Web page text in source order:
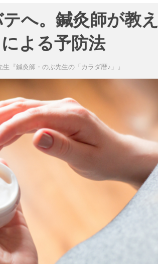
へ。鍼灸師が教
による予防法
生『鍼灸師・のぶ先生の「カラダ暦♪」』